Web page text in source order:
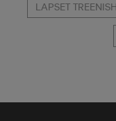
LAPSET